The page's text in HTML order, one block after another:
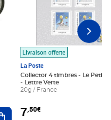
Ajouter au panier
Livraison offerte
La Poste
Collector 4 timbres - Le Petit
- Lettre Verte
20g / France
7,50€